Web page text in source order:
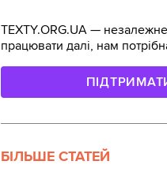
TEXTY.ORG.UA —
працювати далі, нам
БІЛЬШЕ СТАТЕЙ